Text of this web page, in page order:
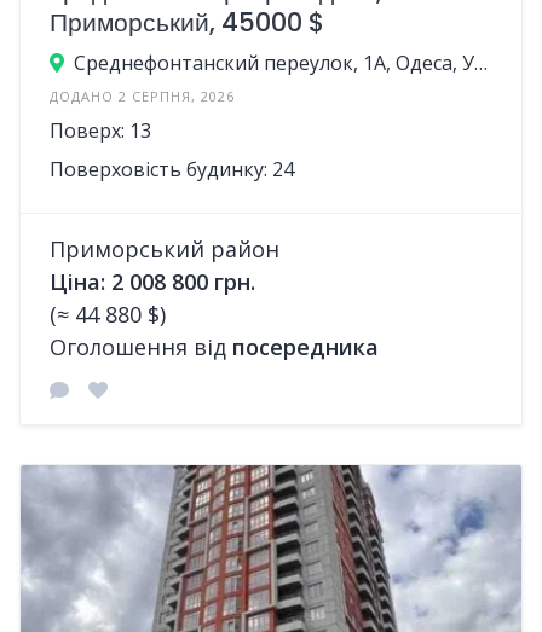
Приморський, 45000 $
Среднефонтанский переулок, 1А, Одеса, Україна
ДОДАНО 2 СЕРПНЯ, 2026
Поверх: 13
Поверховість будинку: 24
Приморський район
Ціна: 2 008 800 грн.
(≈ 44 880 $)
Оголошення від посередника